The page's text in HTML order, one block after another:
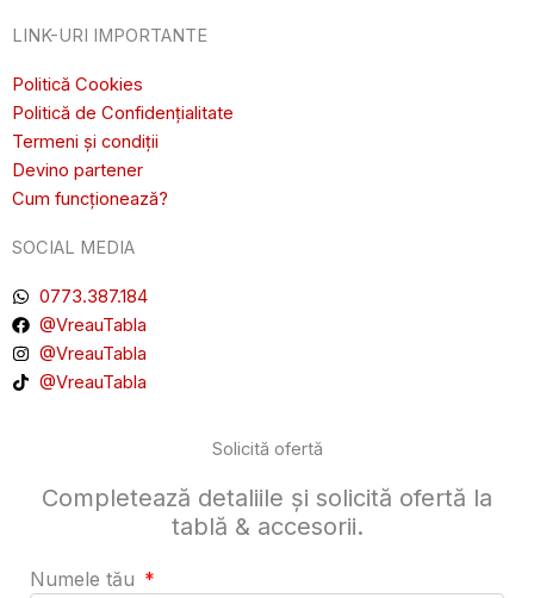
LINK-URI IMPORTANTE
Politică Cookies
Politică de Confidențialitate
Termeni și condiții
Devino partener
Cum funcționează?
SOCIAL MEDIA
0773.387.184
@VreauTabla
@VreauTabla
@VreauTabla
Solicită ofertă
Completează detaliile și solicită ofertă la
tablă & accesorii.
Numele tău